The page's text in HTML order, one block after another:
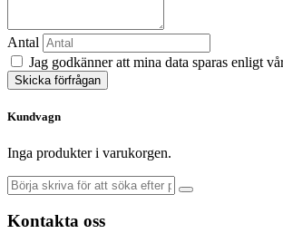
Antal
Jag godkänner att mina data sparas enligt
Skicka förfrågan
Kundvagn
Inga produkter i varukorgen.
Kontakta oss